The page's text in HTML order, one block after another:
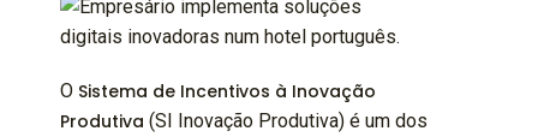
O Sistema de Incentivos à Inovação
Produtiva (SI Inovação Produtiva) é um dos